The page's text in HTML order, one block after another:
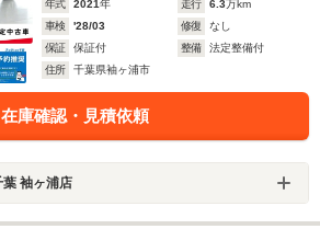
年式 2021年 走行 6.3万km
車検
'28/03 修復
なし
保証
保証付 整備
法定整備付
住所
千葉県袖ヶ浦市
在庫確認・見積依頼
袖ヶ浦店